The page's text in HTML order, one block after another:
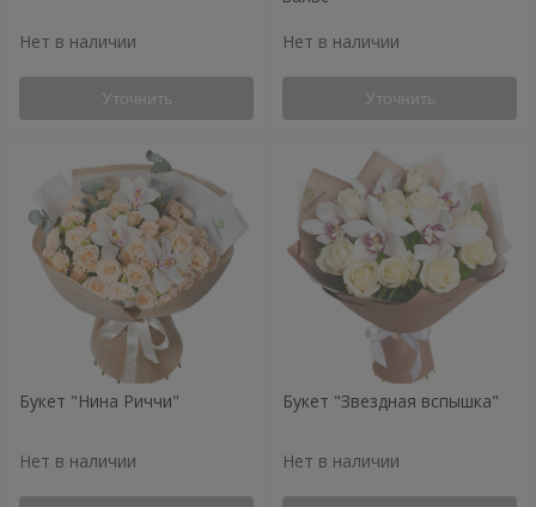
Нет в наличии
Уточнить
Нет в наличии
Уточнить
Букет "Нина Риччи"
Нет в наличии
Букет "Звездная вспышка"
Нет в наличии